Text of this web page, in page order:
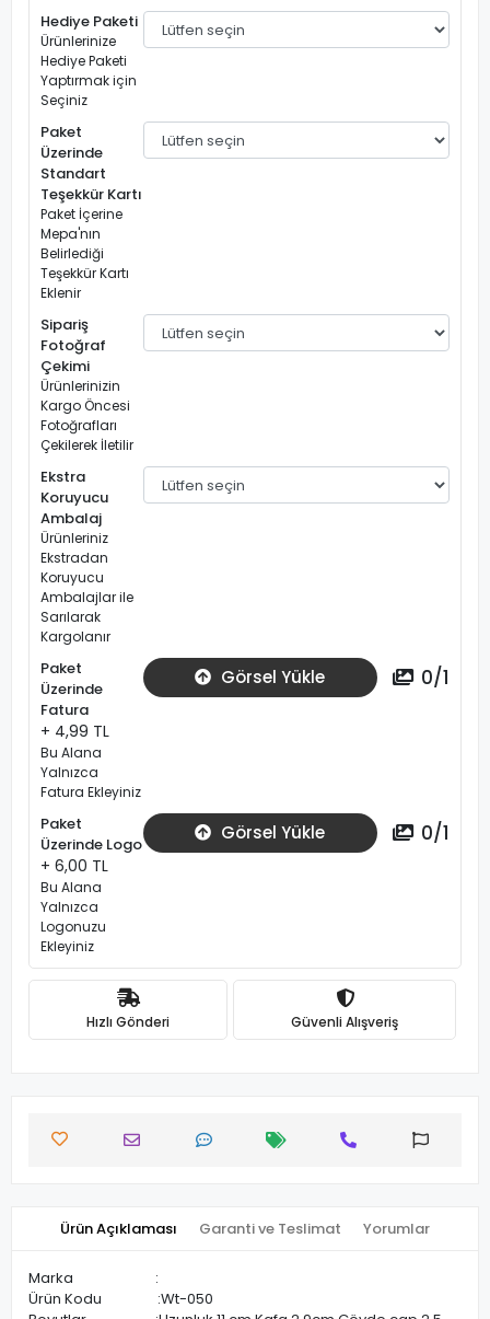
Hediye Paketi
Ürünlerinize
Hediye Paketi
Yaptırmak için
Seçiniz
Paket
Üzerinde
Standart
Teşekkür Kartı
Paket İçerine
Mepa'nın
Belirlediği
Teşekkür Kartı
Eklenir
Sipariş
Fotoğraf
Çekimi
Ürünlerinizin
Kargo Öncesi
Fotoğrafları
Çekilerek İletilir
Ekstra
Koruyucu
Ambalaj
Ürünleriniz
Ekstradan
Koruyucu
Ambalajlar ile
Sarılarak
Kargolanır
Paket
Üzerinde
Fatura
+ 4,99 TL
Bu Alana
Yalnızca
Fatura Ekleyiniz
Görsel Yükle 0/1
Paket
Üzerinde Logo
+ 6,00 TL
Bu Alana
Yalnızca
Logonuzu
Ekleyiniz
Görsel Yükle 0/1
Hızlı Gönderi Güvenli Alışveriş
Ürün Açıklaması Garanti ve Teslimat Yorumlar
Marka :
Ürün Kodu :Wt-050